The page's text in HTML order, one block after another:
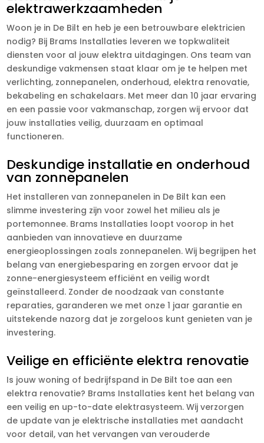
elektrawerkzaamheden
Woon je in De Bilt en heb je een betrouwbare elektricien
nodig? Bij Brams Installaties leveren we topkwaliteit
diensten voor al jouw elektra uitdagingen. Ons team van
deskundige vakmensen staat klaar om je te helpen met
verlichting, zonnepanelen, onderhoud, elektra renovatie,
bekabeling en schakelaars. Met meer dan 10 jaar ervaring
en een passie voor vakmanschap, zorgen wij ervoor dat
jouw installaties veilig, duurzaam en optimaal
functioneren.
Deskundige installatie en onderhoud
van zonnepanelen
Het installeren van zonnepanelen in De Bilt kan een
slimme investering zijn voor zowel het milieu als je
portemonnee. Brams Installaties loopt voorop in het
aanbieden van innovatieve en duurzame
energieoplossingen zoals zonnepanelen. Wij begrijpen het
belang van energiebesparing en zorgen ervoor dat je
zonne-energiesysteem efficiënt en veilig wordt
geïnstalleerd. Zonder de noodzaak van constante
reparaties, garanderen we met onze 1 jaar garantie en
uitstekende nazorg dat je zorgeloos kunt genieten van je
investering.
Veilige en efficiënte elektra renovatie
Is jouw woning of bedrijfspand in De Bilt toe aan een
elektra renovatie? Brams Installaties kent het belang van
een veilig en up-to-date elektrasysteem. Wij verzorgen
de update van je elektrische installaties met aandacht
voor detail, van het vervangen van verouderde